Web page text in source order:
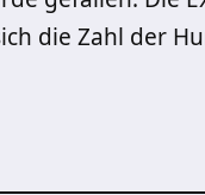
die Zahl der